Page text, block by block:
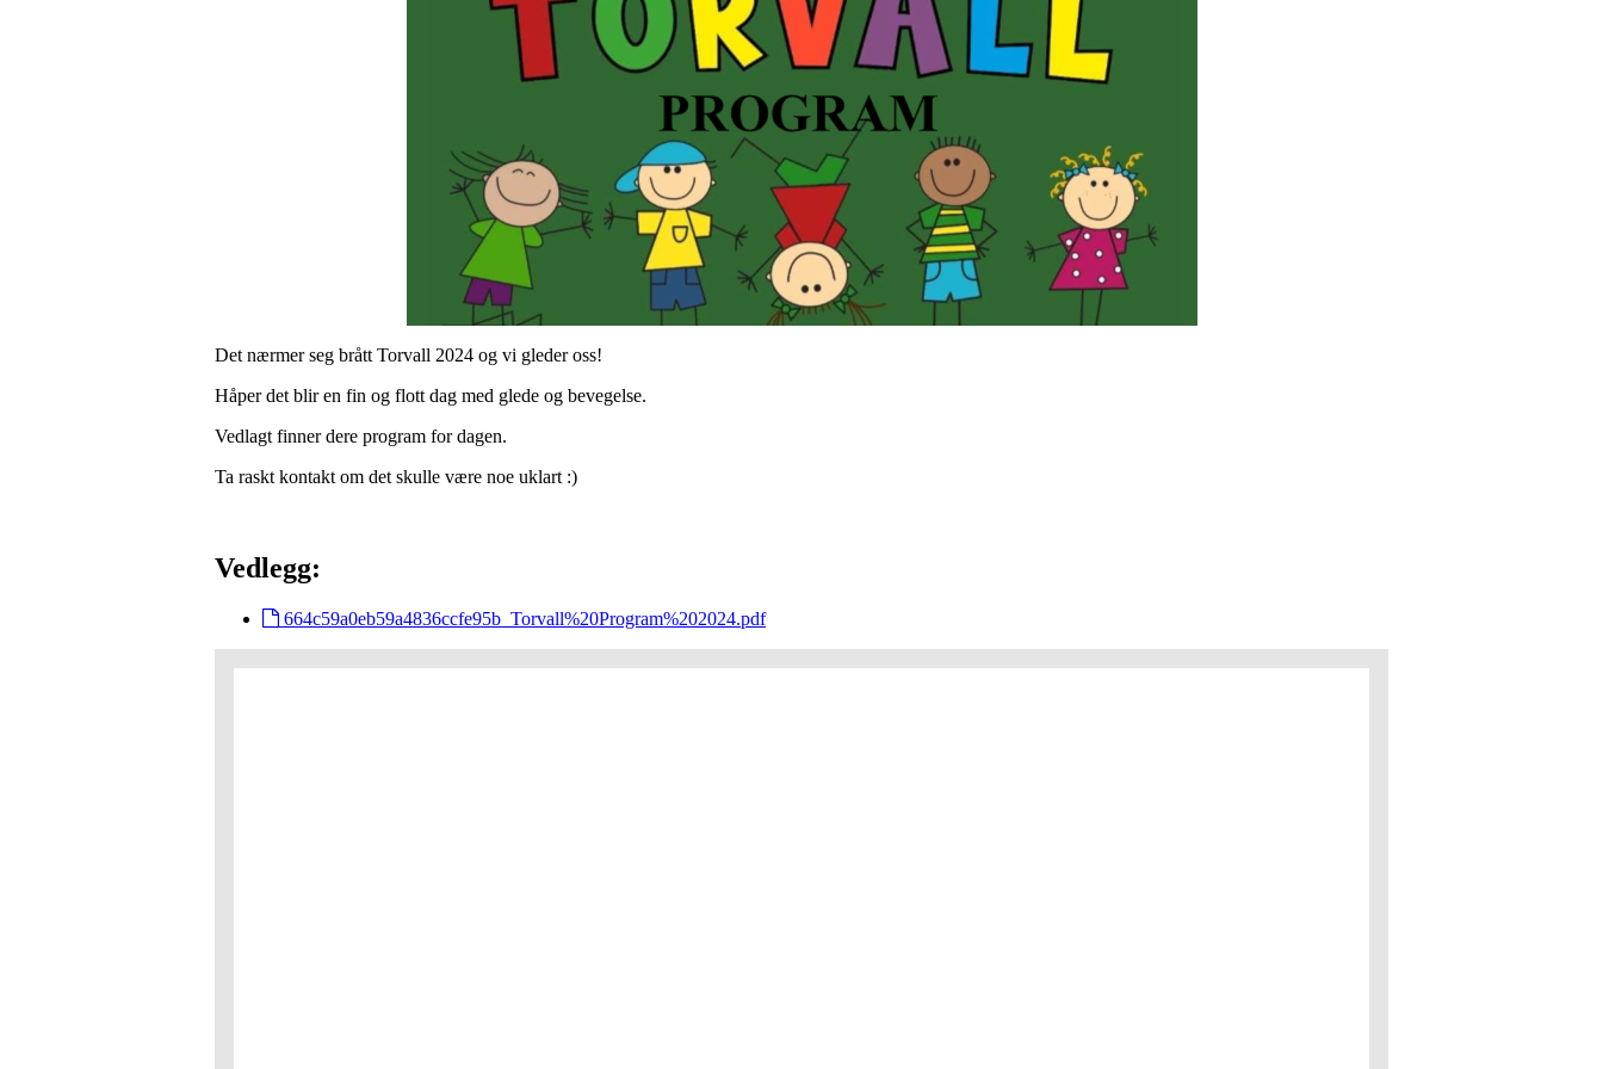
Det nærmer seg brått Torvall 2024 og vi gleder oss!
Håper det blir en fin og flott dag med glede og bevegelse.
Vedlagt finner dere program for dagen.
Ta raskt kontakt om det skulle være noe uklart :)
Vedlegg:
664c59a0eb59a4836ccfe95b_Torvall%20Program%202024.pdf